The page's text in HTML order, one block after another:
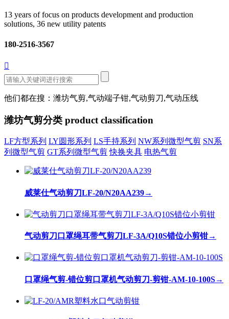
13 years of focus on products development and production
solutions, 36 new utility patents
180-2516-3567

他们都在搜：潍坊气剪,气动端子钳,气动剪刀,气动压线
潍坊气剪分类 product classification
LF方型系列 LY圆形系列 LS手持系列 NW系列微型气剪 SN系
列微型气剪 GT系列微型气剪 快换夹具 电热气剪
威莱仕气动剪刀LF-20/N20AA239→
气动剪刀口罩绳耳带气剪刀LF-3A/Q10S错位小剪钳→
口罩绳气剪-错位剪口罩机气动剪刀-剪钳-AM-10-100S→